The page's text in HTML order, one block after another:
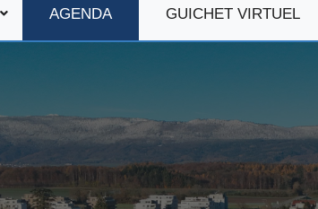
AGENDA GUICHET VIRTUEL